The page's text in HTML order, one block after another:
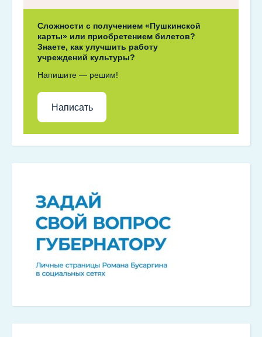
Сложности с получением «Пушкинской
карты» или приобретением билетов?
Знаете, как улучшить работу
учреждений культуры?
Напишите — решим!
Написать